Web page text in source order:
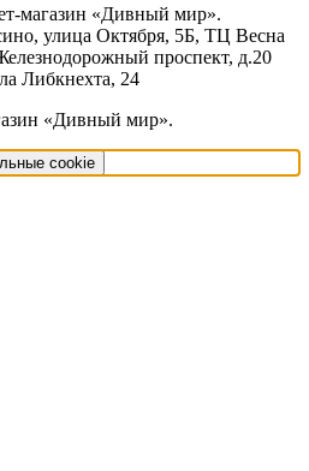
магазин «Дивный мир».
улица Октября, 5Б, ТЦ Весна
проспект, д.20
Либкнехта, 24
«Дивный мир».
cookie